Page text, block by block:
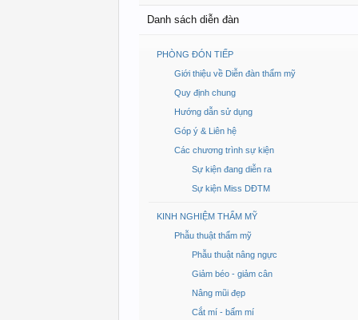
Danh sách diễn đàn
PHÒNG ĐÓN TIẾP
Giới thiệu về Diễn đàn thẩm mỹ
Quy định chung
Hướng dẫn sử dụng
Góp ý & Liên hệ
Các chương trình sự kiện
Sự kiện đang diễn ra
Sự kiện Miss DĐTM
KINH NGHIỆM THẨM MỸ
Phẫu thuật thẩm mỹ
Phẫu thuật nâng ngực
Giảm béo - giảm cân
Nâng mũi đẹp
Cắt mí - bấm mí